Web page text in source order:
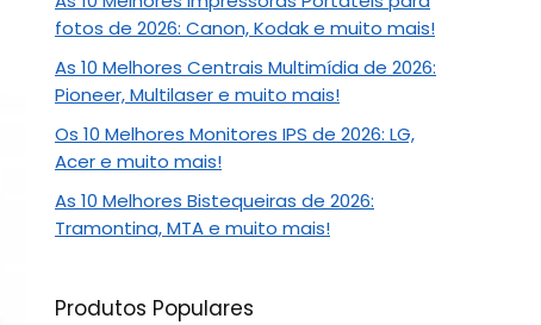
fotos de 2026: Canon, Kodak e muito mais!
As 10 Melhores Centrais Multimídia de 2026:
Pioneer, Multilaser e muito mais!
Os 10 Melhores Monitores IPS de 2026: LG,
Acer e muito mais!
As 10 Melhores Bistequeiras de 2026:
Tramontina, MTA e muito mais!
Produtos Populares